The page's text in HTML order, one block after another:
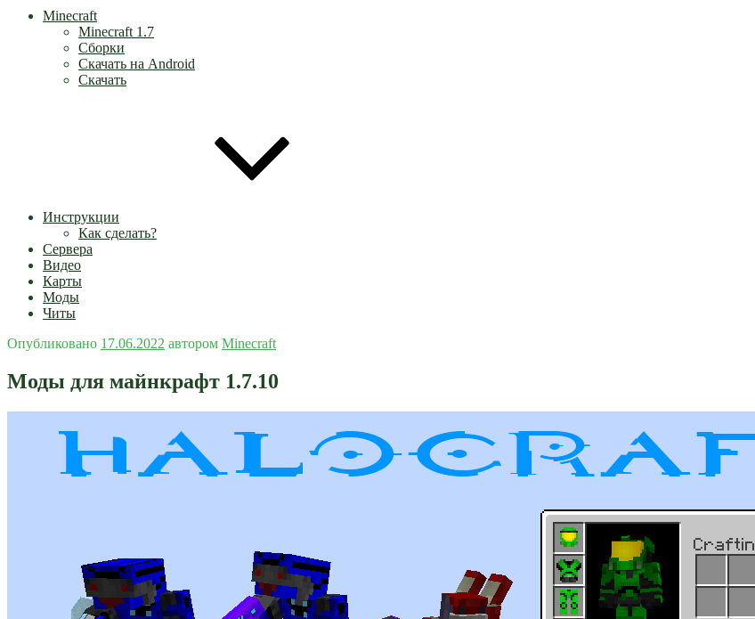
Minecraft
Minecraft 1.7
Сборки
Скачать на Android
Скачать
Инструкции
Как сделать?
Сервера
Видео
Карты
Моды
Читы
Опубликовано 17.06.2022 автором Minecraft
Моды для майнкрафт 1.7.10